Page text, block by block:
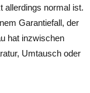
allerdings normal ist.
Garantiefall, der
hat inzwischen
Umtausch oder